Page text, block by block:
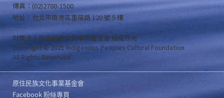
傳真：(02)2788-1500
地址：台北市南港區重陽路 120 號 5 樓
財團法人原住民族文化事業基金會 版權所有
Copyright © 2021 Indigenous Peoples Cultural Foundation
All Rights Reserved .
原住民族文化事業基金會
Facebook 粉絲專頁